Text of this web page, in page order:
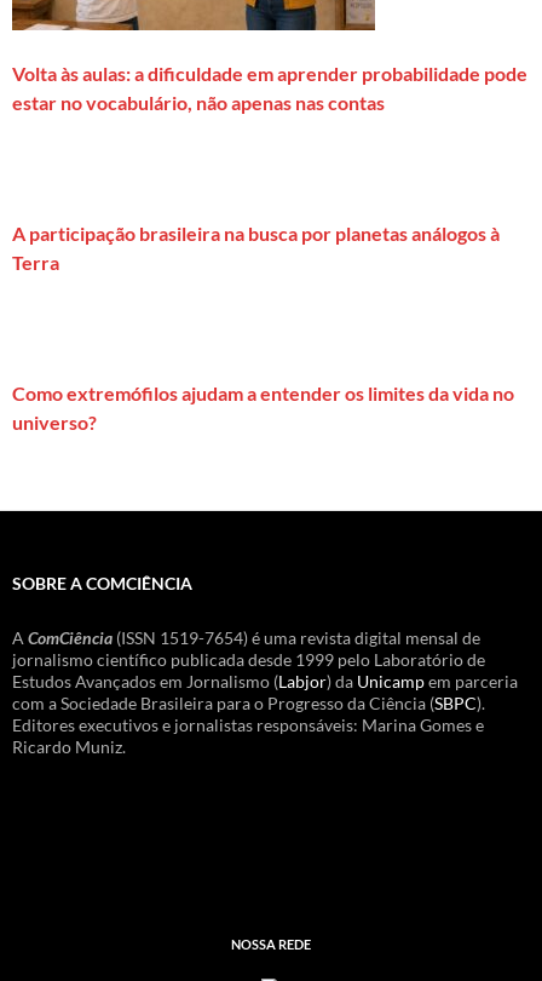
Volta às aulas: a dificuldade em aprender probabilidade pode
estar no vocabulário, não apenas nas contas
A participação brasileira na busca por planetas análogos à
Terra
Como extremófilos ajudam a entender os limites da vida no
universo?
SOBRE A COMCIÊNCIA
A ComCiência (ISSN 1519-7654) é uma revista digital mensal de
jornalismo científico publicada desde 1999 pelo Laboratório de
Estudos Avançados em Jornalismo (Labjor) da Unicampem parceria
com a Sociedade Brasileira para o Progresso da Ciência (SBPC).
Editores executivos e jornalistas responsáveis: Marina Gomes e
Ricardo Muniz.
NOSSA REDE